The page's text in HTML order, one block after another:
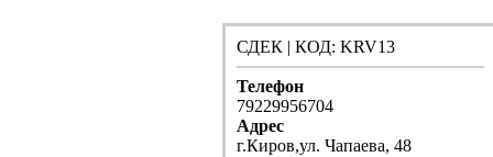
СДЕК | КОД: KRV13
Телефон
79229956704
Адрес
г.Киров,ул. Чапаева, 48